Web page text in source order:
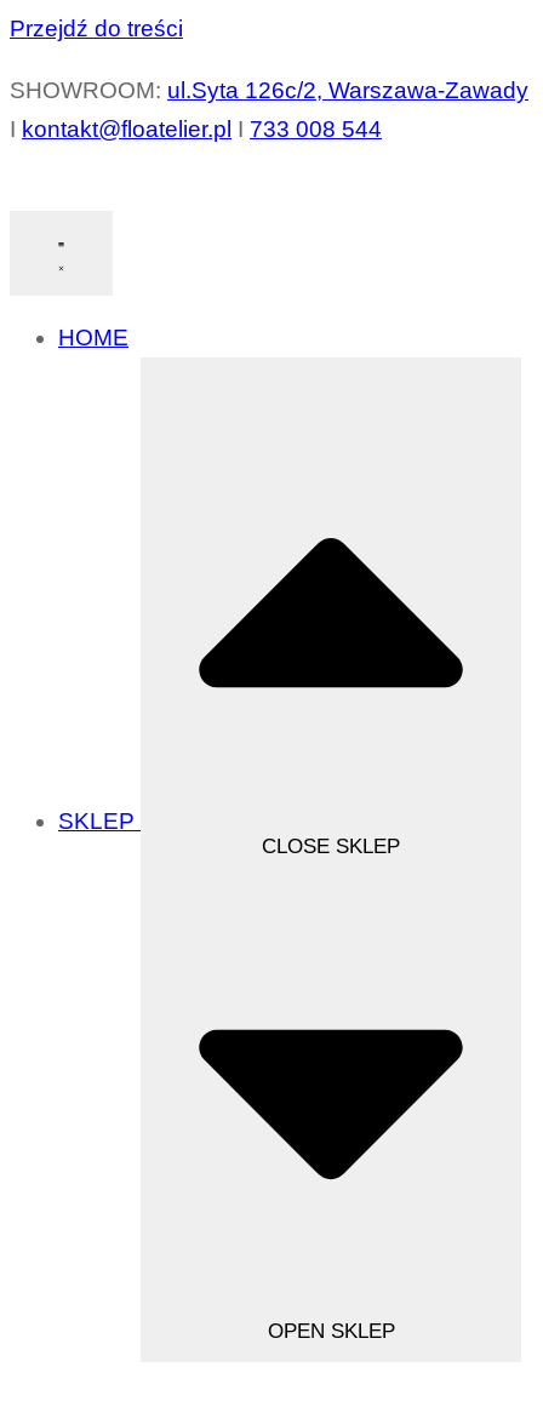
Przejdź do treści
SHOWROOM: ul.Syta 126c/2, Warszawa-Zawady
I kontakt@floatelier.pl I 733 008 544
HOME
SKLEP
CLOSE SKLEP
OPEN SKLEP